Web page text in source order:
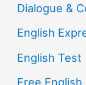
Dialogue &
English
English Test
Free English